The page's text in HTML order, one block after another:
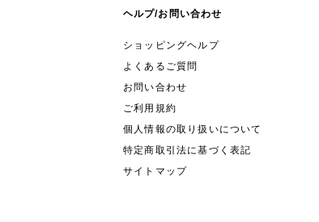
ヘルプ/お問い合わせ
ショッピングヘルプ
よくあるご質問
お問い合わせ
ご利用規約
個人情報の取り扱いについて
特定商取引法に基づく表記
サイトマップ